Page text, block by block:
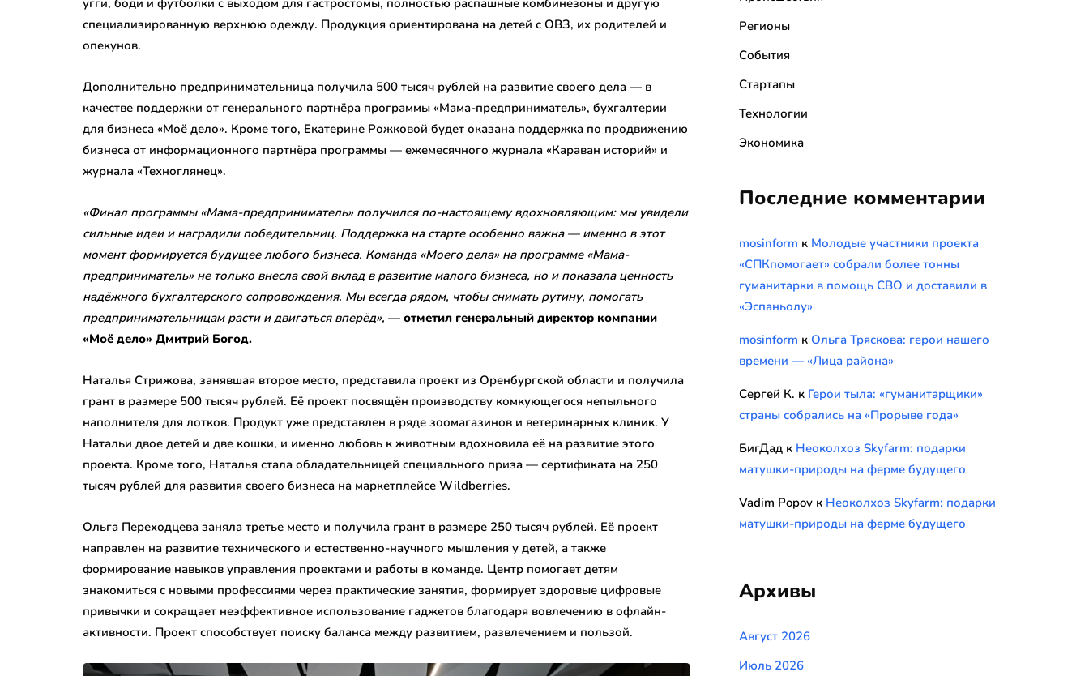
специализированную верхнюю одежду. Продукция ориентирована на детей с ОВЗ, их родителей и
опекунов.
Дополнительно предпринимательница получила 500 тысяч рублей на развитие своего дела — в
качестве поддержки от генерального партнёра программы «Мама-предприниматель», бухгалтерии
для бизнеса «Моё дело». Кроме того, Екатерине Рожковой будет оказана поддержка по продвижению
бизнеса от информационного партнёра программы — ежемесячного журнала «Караван историй» и
журнала «Техноглянец».
«Финал программы «Мама-предприниматель» получился по-настоящему вдохновляющим: мы увидели
сильные идеи и наградили победительниц. Поддержка на старте особенно важна — именно в этот
момент формируется будущее любого бизнеса. Команда «Моего дела» на программе «Мама-
предприниматель» не только внесла свой вклад в развитие малого бизнеса, но и показала ценность
надёжного бухгалтерского сопровождения. Мы всегда рядом, чтобы снимать рутину, помогать
предпринимательницам расти и двигаться вперёд», — отметил генеральный директор компании
«Моё дело» Дмитрий Богод.
Наталья Стрижова, занявшая второе место, представила проект из Оренбургской области и получила
грант в размере 500 тысяч рублей. Её проект посвящён производству комкующегося непыльного
наполнителя для лотков. Продукт уже представлен в ряде зоомагазинов и ветеринарных клиник. У
Натальи двое детей и две кошки, и именно любовь к животным вдохновила её на развитие этого
проекта. Кроме того, Наталья стала обладательницей специального приза — сертификата на 250
тысяч рублей для развития своего бизнеса на маркетплейсе Wildberries.
Ольга Переходцева заняла третье место и получила грант в размере 250 тысяч рублей. Её проект
направлен на развитие технического и естественно-научного мышления у детей, а также
формирование навыков управления проектами и работы в команде. Центр помогает детям
знакомиться с новыми профессиями через практические занятия, формирует здоровые цифровые
привычки и сокращает неэффективное использование гаджетов благодаря вовлечению в офлайн-
активности. Проект способствует поиску баланса между развитием, развлечением и пользой.
Регионы
События
Стартапы
Технологии
Экономика
Последние комментарии
mosinform к Молодые участники проекта
«СПКпомогает» собрали более тонны
гуманитарки в помощь СВО и доставили в
«Эспаньолу»
mosinform к Ольга Тряскова: герои нашего
времени — «Лица района»
Сергей К. к Герои тыла: «гуманитарщики»
страны собрались на «Прорыве года»
БигДад к Неоколхоз Skyfarm: подарки
матушки-природы на ферме будущего
Vadim Popov к Неоколхоз Skyfarm: подарки
матушки-природы на ферме будущего
Архивы
Август 2026
Июль 2026